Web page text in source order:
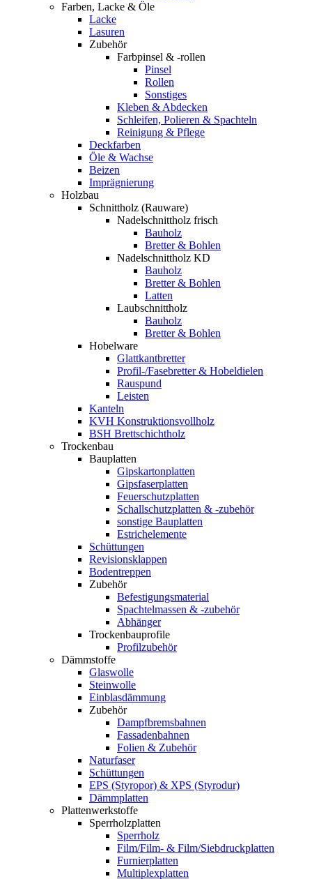
Farben, Lacke & Öle
Lacke
Lasuren
Zubehör
Farbpinsel & -rollen
Pinsel
Rollen
Sonstiges
Kleben & Abdecken
Schleifen, Polieren & Spachteln
Reinigung & Pflege
Deckfarben
Öle & Wachse
Beizen
Imprägnierung
Holzbau
Schnittholz (Rauware)
Nadelschnittholz frisch
Bauholz
Bretter & Bohlen
Nadelschnittholz KD
Bauholz
Bretter & Bohlen
Latten
Laubschnittholz
Bauholz
Bretter & Bohlen
Hobelware
Glattkantbretter
Profil-/Fasebretter & Hobeldielen
Rauspund
Leisten
Kanteln
KVH Konstruktionsvollholz
BSH Brettschichtholz
Trockenbau
Bauplatten
Gipskartonplatten
Gipsfaserplatten
Feuerschutzplatten
Schallschutzplatten & -zubehör
sonstige Bauplatten
Estrichelemente
Schüttungen
Revisionsklappen
Bodentreppen
Zubehör
Befestigungsmaterial
Spachtelmassen & -zubehör
Abhänger
Trockenbauprofile
Profilzubehör
Dämmstoffe
Glaswolle
Steinwolle
Einblasdämmung
Zubehör
Dampfbremsbahnen
Fassadenbahnen
Folien & Zubehör
Naturfaser
Schüttungen
EPS (Styropor) & XPS (Styrodur)
Dämmplatten
Plattenwerkstoffe
Sperrholzplatten
Sperrholz
Film/Film- & Film/Siebdruckplatten
Furnierplatten
Multiplexplatten